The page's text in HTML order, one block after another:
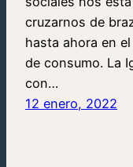
cruzarnos de
hasta ahora en
de consumo. La
con…
12 enero, 2022